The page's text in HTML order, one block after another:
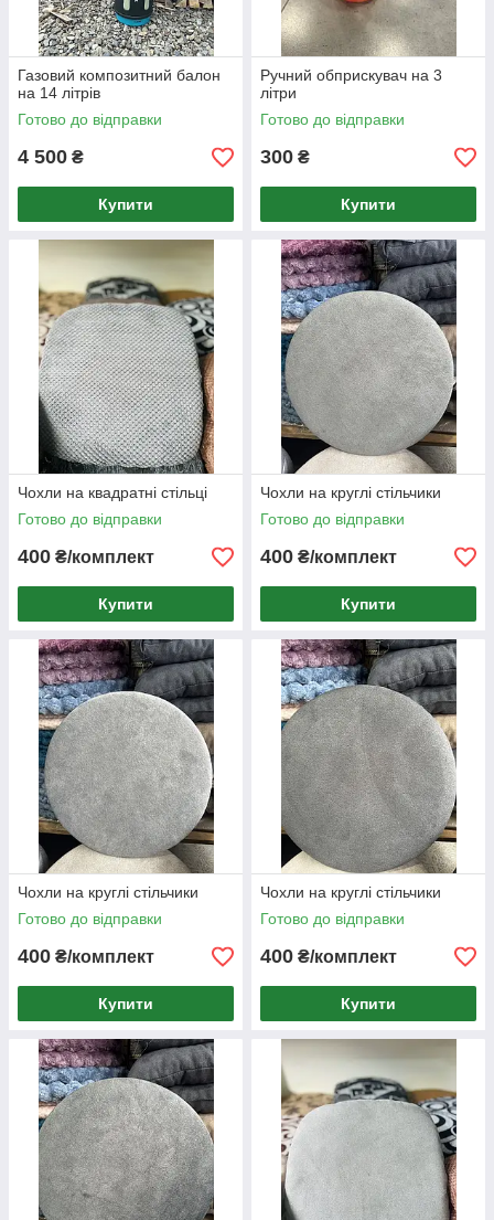
Газовий композитний балон
на 14 літрів
Готово до відправки
4 500 ₴
Купити
Ручний обприскувач на 3
літри
Готово до відправки
300 ₴
Купити
Чохли на квадратні стільці
Готово до відправки
400 ₴/комплект
Купити
Чохли на круглі стільчики
Готово до відправки
400 ₴/комплект
Купити
Чохли на круглі стільчики
Готово до відправки
400 ₴/комплект
Купити
Чохли на круглі стільчики
Готово до відправки
400 ₴/комплект
Купити